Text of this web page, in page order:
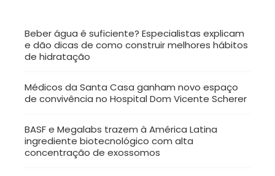
Beber água é suficiente? Especialistas explicam
e dão dicas de como construir melhores hábitos
de hidratação
Médicos da Santa Casa ganham novo espaço
de convivência no Hospital Dom Vicente Scherer
BASF e Megalabs trazem à América Latina
ingrediente biotecnológico com alta
concentração de exossomos